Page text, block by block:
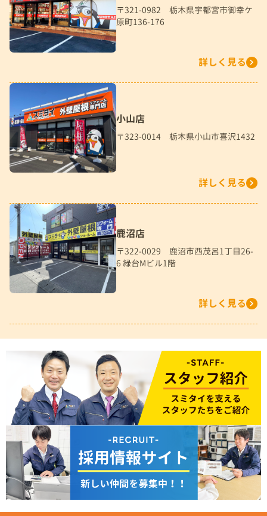
〒321-0982 栃木県宇都宮市御幸ケ
原町136-176
詳しく見る
小山店
〒323-0014 栃木県小山市喜沢1432
詳しく見る
鹿沼店
〒322-0029 鹿沼市西茂呂1丁目26-
6 緑台Mビル1階
詳しく見る